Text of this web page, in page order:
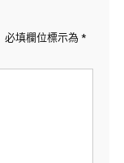
必填欄位標示為 *